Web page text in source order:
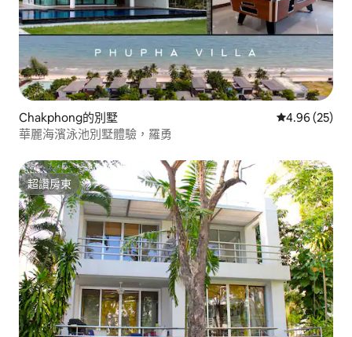
Chakphong的別墅 從 25 則評價
4.96 (25)
華麗海濱泳池別墅體驗，羅勇
超讚房東
超讚房東